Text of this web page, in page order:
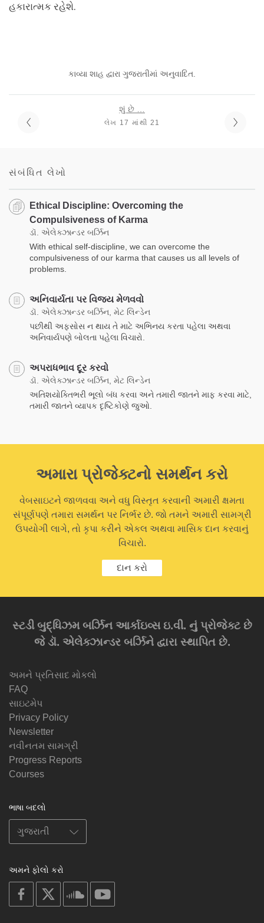
હકારાત્મક રહેશે.
કાવ્યા શાહ દ્વારા ગુજરાતીમાં અનુવાદિત.
શું છે …
લેખ 17 માંથી 21
સંબંધિત લેખો
Ethical Discipline: Overcoming the
Compulsiveness of Karma
ડૉ. એલેક્ઝાન્ડર બર્ઝિન
With ethical self-discipline, we can overcome the
compulsiveness of our karma that causes us all levels of
problems.
અનિવાર્યતા પર વિજય મેળવવો
ડૉ. એલેક્ઝાન્ડર બર્ઝિન, મેટ લિન્ડેન
પછીથી અફસોસ ન થાય તે માટે અભિનય કરતા પહેલા અથવા
અનિવાર્યપણે બોલતા પહેલા વિચારો.
અપરાધભાવ દૂર કરવો
ડૉ. એલેક્ઝાન્ડર બર્ઝિન, મેટ લિન્ડેન
અતિશયોક્તિભરી ભૂલો બંધ કરવા અને તમારી જાતને માફ કરવા માટે,
તમારી જાતને વ્યાપક દૃષ્ટિકોણે જુઓ.
અમારા પ્રોજેક્ટનો સમર્થન કરો
વેબસાઇટને જાળવવા અને વધુ વિસ્તૃત કરવાની અમારી ક્ષમતા
સંપૂર્ણપણે તમારા સમર્થન પર નિર્ભર છે. જો તમને અમારી સામગ્રી
ઉપયોગી લાગે, તો કૃપા કરીને એકલ અથવા માસિક દાન કરવાનું
વિચારો.
દાન કરો
સ્ટડી બુદ્ધિઝમ બર્ઝિન આર્કાઇવ્સ ઇ.વી. નું પ્રોજેક્ટ છે
જે ડૉ. એલેક્ઝાન્ડર બર્ઝિને દ્વારા સ્થાપિત છે.
અમને પ્રતિસાદ મોકલો
FAQ
સાઇટમેપ
Privacy Policy
Newsletter
નવીનતમ સામગ્રી
Progress Reports
Courses
ભાષા બદલો
અમને ફોલો કરો
on
facebook
soundcloud